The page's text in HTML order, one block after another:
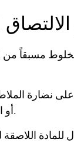
مسبقاً
نضارة
أو الانكماش أو السقوط، مما يجعله مثاليًا للتطبيقات الداخلية والخارجية على حد سواء.